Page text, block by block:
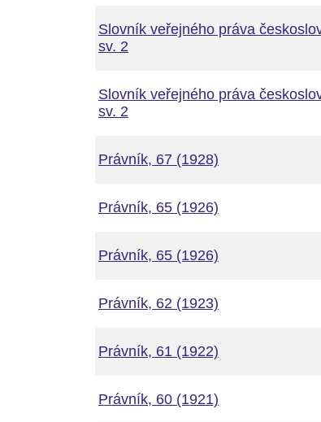
Slovník veřejného práva
sv. 2
Slovník veřejného práva
sv. 2
Právník, 67 (1928)
Právník, 65 (1926)
Právník, 65 (1926)
Právník, 62 (1923)
Právník, 61 (1922)
Právník, 60 (1921)